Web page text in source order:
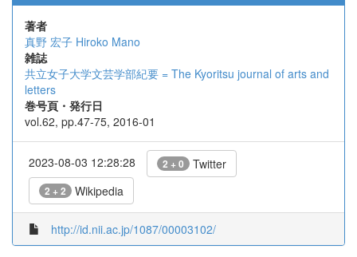
著者
真野 宏子 Hiroko Mano
雑誌
共立女子大学文芸学部紀要 = The Kyoritsu journal of arts and
letters
巻号頁・発行日
vol.62, pp.47-75, 2016-01
2023-08-03 12:28:28 2 + 0 Twitter
2 + 2 Wikipedia
http://id.nii.ac.jp/1087/00003102/